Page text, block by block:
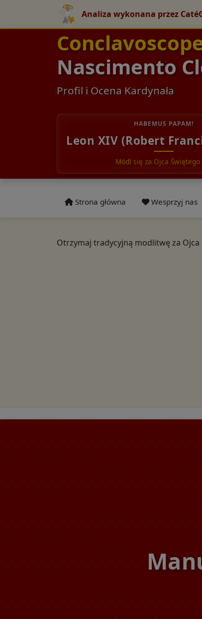
Analiza wykonana przez
Nascimento
Profil i Ocena Kardynała
HABEMUS PAPAM!
Leon XIV (Robert
Módl się za Ojca Świętego
Strona główna Wesprzyj nas
Otrzymaj tradycyjną modlitwę za